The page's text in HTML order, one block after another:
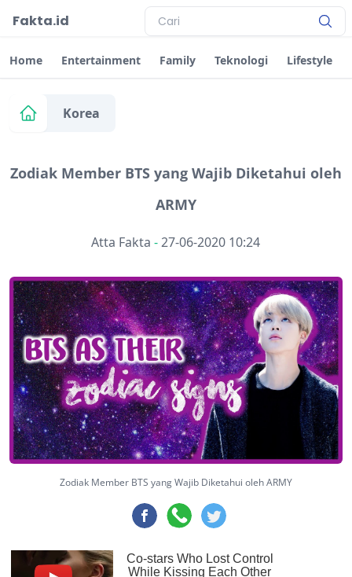
Fakta.id
Home Entertainment Family Teknologi Lifestyle
Korea
Zodiak Member BTS yang Wajib Diketahui oleh
ARMY
Atta Fakta -27-06-2020 10:24
Zodiak Member BTS yang Wajib Diketahui oleh ARMY